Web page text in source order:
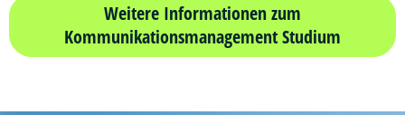
Weitere Informationen zum
Kommunikationsmanagement Studium